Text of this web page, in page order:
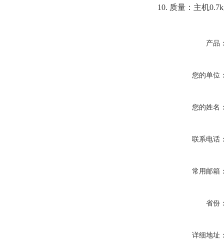
10. 质量：主机
产品
您的单位
您的姓名
联系电话
常用邮箱
省份
详细地址